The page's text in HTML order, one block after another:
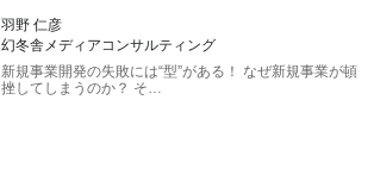
羽野 仁彦
幻冬舎メディアコンサルティング
新規事業開発の失敗には“型”がある！ なぜ新規事業が頓
挫してしまうのか？ そ…